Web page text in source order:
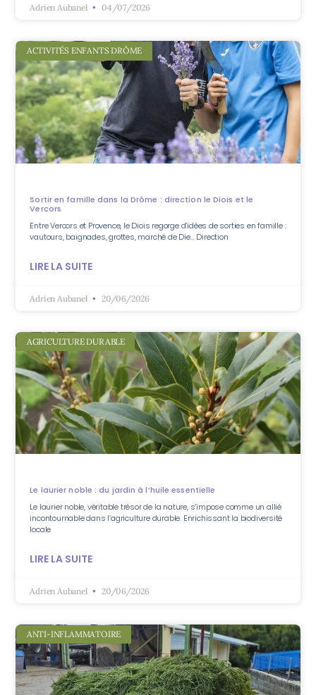
Adrien Aubanel 04/07/2026
ACTIVITÉS ENFANTS DRÔME
Sortir en famille dans la Drôme : direction le Diois et le
Vercors
Entre Vercors et Provence, le Diois regorge d’idées de sorties en famille :
vautours, baignades, grottes, marché de Die… Direction
LIRE LA SUITE
Adrien Aubanel 20/06/2026
AGRICULTURE DURABLE
Le laurier noble : du jardin à l’huile essentielle
Le laurier noble, véritable trésor de la nature, s’impose comme un allié
incontournable dans l’agriculture durable. Enrichissant la biodiversité
locale
LIRE LA SUITE
Adrien Aubanel 20/06/2026
ANTI-INFLAMMATOIRE